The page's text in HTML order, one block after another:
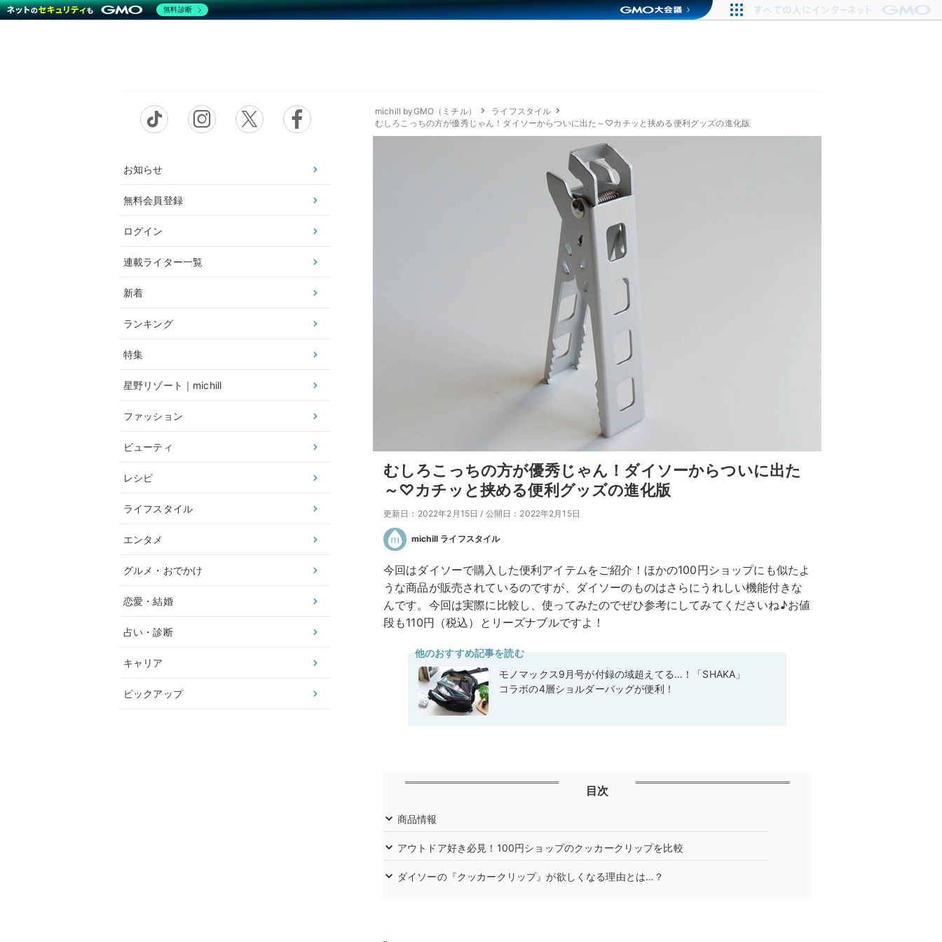
お知らせ
無料会員登録
ログイン
連載ライター一覧
新着
ランキング
特集
星野リゾート｜michill
ファッション
ビューティ
レシピ
ライフスタイル
エンタメ
グルメ・おでかけ
恋愛・結婚
占い・診断
キャリア
ピックアップ
michill byGMO（ミチル）
ライフスタイル
むしろこっちの方が優秀じゃん！ダイソーからついに出た～♡カチッと挟める便利グッズの進化版
むしろこっちの方が優秀じゃん！ダイソーからついに出た
～♡カチッと挟める便利グッズの進化版
更新日：2022年2月15日 / 公開日：2022年2月15日
michill ライフスタイル
今回はダイソーで購入した便利アイテムをご紹介！ほかの100円ショップにも似たよ
うな商品が販売されているのですが、ダイソーのものはさらにうれしい機能付きな
んです。今回は実際に比較し、使ってみたのでぜひ参考にしてみてくださいね♪お値
段も110円（税込）とリーズナブルですよ！
他のおすすめ記事を読む
モノマックス9月号が付録の域超えてる…！「SHAKA」
コラボの4層ショルダーバッグが便利！
目次
商品情報
アウトドア好き必見！100円ショップのクッカークリップを比較
ダイソーの『クッカークリップ』が欲しくなる理由とは…？
無料診断